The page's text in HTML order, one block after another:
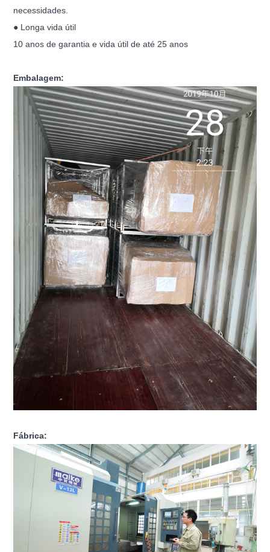
necessidades.
● Longa vida útil
10 anos de garantia e vida útil de até 25 anos
Embalagem:
Fábrica: